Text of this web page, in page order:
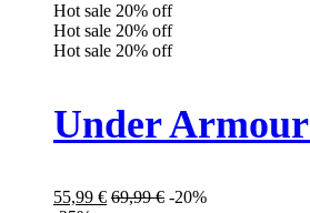
Hot sale 20% off
Hot sale 20% off
Hot sale 20% off
Under Armour
55,99 € 69,99€ -20%